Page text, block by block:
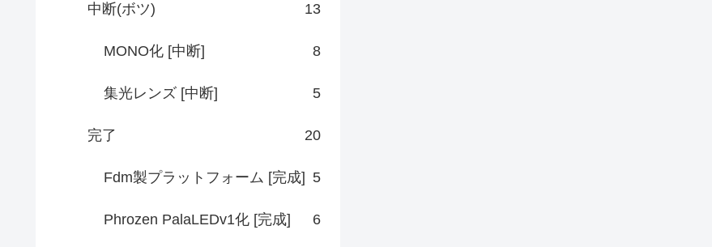
中断(ボツ) 13
MONO化 [中断] 8
集光レンズ [中断] 5
完了 20
Fdm製プラットフォーム [完成] 5
Phrozen PalaLEDv1化 [完成] 6